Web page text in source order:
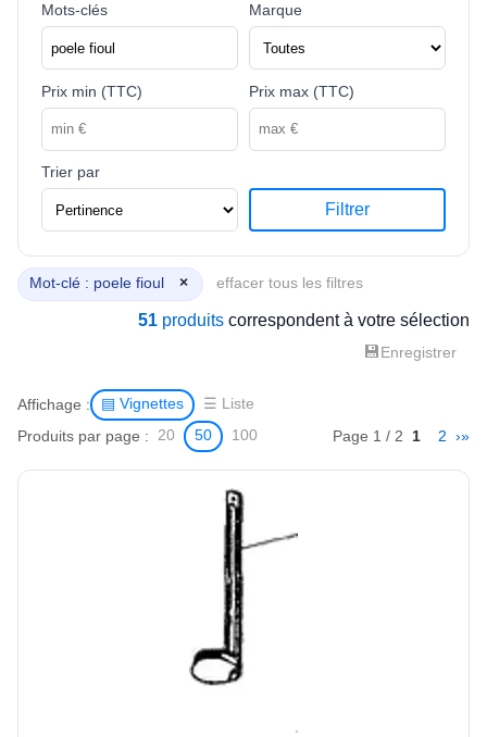
Mots-clés Marque
Prix min (TTC) Prix max (TTC)
Trier par
Filtrer
Mot-clé : poele fioul × effacer tous les filtres
51 produits correspondent à votre sélection
💾Enregistrer
Affichage : ▤ Vignettes ☰ Liste
Produits par page : 20 50 100 Page 1 / 2 1 2 ›»